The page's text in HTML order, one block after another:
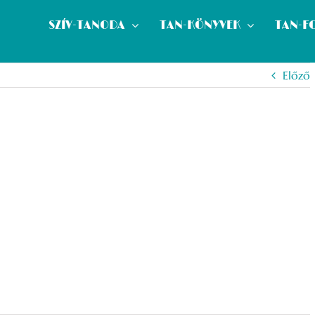
SZÍV-TANODA
TAN-KÖNYVEK TAN-
Előző